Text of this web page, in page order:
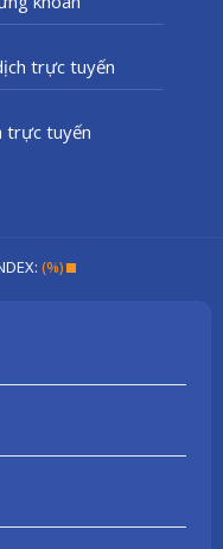
trực tuyến
trực tuyến
(%)